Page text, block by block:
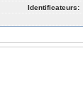
Identificateurs: